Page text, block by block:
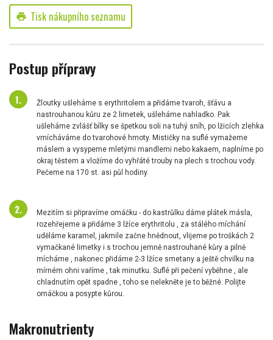
print Tisk nákupního seznamu
Postup přípravy
Žloutky ušleháme s erythritolem a přidáme tvaroh, šťávu a
nastrouhanou kůru ze 2 limetek, ušleháme nahladko. Pak
ušleháme zvlášť bílky se špetkou soli na tuhý sníh, po lžicích zlehka
vmícháváme do tvarohové hmoty. Mističky na suflé vymažeme
máslem a vysypeme mletými mandlemi nebo kakaem, naplníme po
okraj těstem a vložíme do vyhřáté trouby na plech s trochou vody.
Pečeme na 170 st. asi půl hodiny.
Mezitím si připravíme omáčku - do kastrůlku dáme plátek másla,
rozehřejeme a přidáme 3 lžíce erythritolu , za stálého míchání
uděláme karamel, jakmile začne hnědnout, vlijeme po troškách 2
vymačkané limetky i s trochou jemně nastrouhané kůry a pilně
mícháme , nakonec přidáme 2-3 lžíce smetany a ještě chvilku na
mírném ohni vaříme , tak minutku. Suflé při pečení vyběhne , ale
chladnutím opět spadne , toho se nelekněte je to běžné. Polijte
omáčkou a posypte kůrou.
Makronutrienty